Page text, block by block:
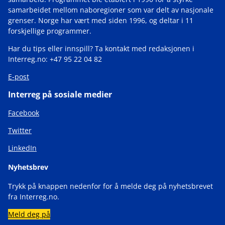
samarbeidet mellom naboregioner som var delt av nasjonale
grenser. Norge har vært med siden 1996, og deltar i 11
forskjellige programmer.
Har du tips eller innspill? Ta kontakt med redaksjonen i
Interreg.no: +47 95 22 04 82
E-post
Interreg på sosiale medier
Facebook
Twitter
LinkedIn
Nyhetsbrev
Trykk på knappen nedenfor for å melde deg på nyhetsbrevet
fra Interreg.no.
Meld deg på